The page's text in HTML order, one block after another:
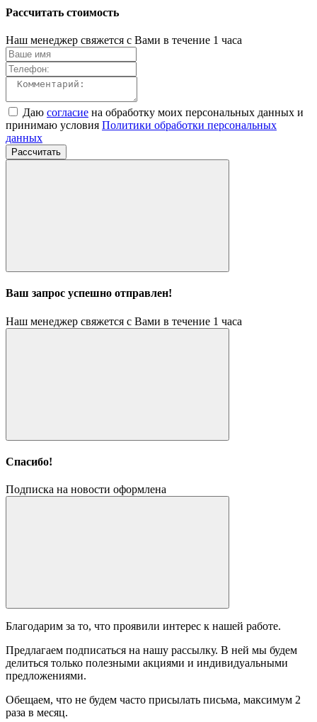
Рассчитать стоимость
Наш менеджер свяжется с Вами в течение 1 часа
Даю согласие на обработку моих персональных данных и
принимаю условия Политики обработки персональных
данных
Рассчитать
Ваш запрос успешно отправлен!
Наш менеджер свяжется с Вами в течение 1 часа
Спасибо!
Подписка на новости оформлена
Благодарим за то, что проявили интерес к нашей работе.
Предлагаем подписаться на нашу рассылку. В ней мы будем
делиться только полезными акциями и индивидуальными
предложениями.
Обещаем, что не будем часто присылать письма, максимум 2
раза в месяц.